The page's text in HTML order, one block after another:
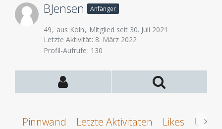
BJensen Anfänger
49 aus Köln
Mitglied seit 30. Juli 2021
Letzte Aktivität: 8. März 2022
Profil-Aufrufe 130
Pinnwand Letzte Aktivitäten Likes Über